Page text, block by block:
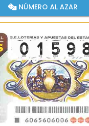
NÚMERO AL AZAR